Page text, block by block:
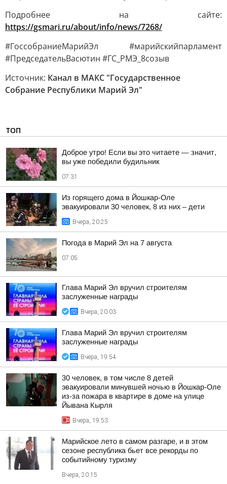
Подробнее на сайте:
https://gsmari.ru/about/info/news/7268/
#ГоссобраниеМарийЭл #марийскийпарламент
#ПредседательВасютин #ГС_РМЭ_8созыв
Источник: Канал в МАКС "Государственное
Собрание Республики Марий Эл"
ТОП
Доброе утро! Если вы это читаете — значит,
вы уже победили будильник
07:31
Из горящего дома в Йошкар-Оле
эвакуировали 30 человек, 8 из них – дети
Вчера, 20:25
Погода в Марий Эл на 7 августа
07:05
Глава Марий Эл вручил строителям
заслуженные награды
Вчера, 20:03
Глава Марий Эл вручил строителям
заслуженные награды
Вчера, 19:54
30 человек, в том числе 8 детей
эвакуировали минувшей ночью в Йошкар-Оле
из-за пожара в квартире в доме на улице
Йывана Кырля
Вчера, 19:53
Марийское лето в самом разгаре, и в этом
сезоне республика бьет все рекорды по
событийному туризму
Вчера, 20:15